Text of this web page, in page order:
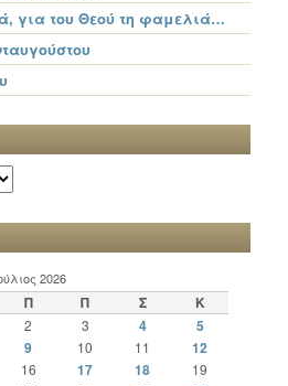
για του Θεού τη φαμελιά…
2026
Π Π Σ
Κ
2 3 4
5
9 10 11 12
16 17 18 19